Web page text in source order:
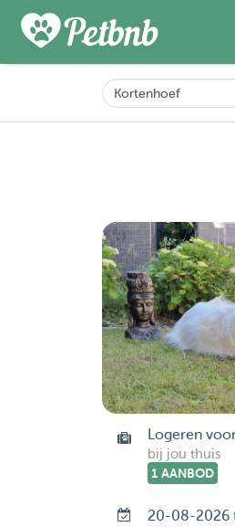
Logeren
bij jou thuis
1 AANBOD
20-08-2026